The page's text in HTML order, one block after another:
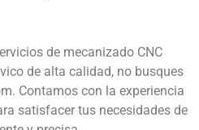
de mecanizado CNC
de alta calidad, no busques
Contamos con la experiencia
satisfacer tus necesidades de